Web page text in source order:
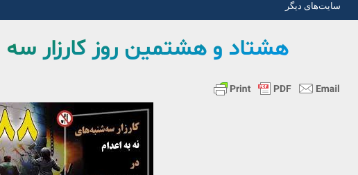
سایت‌های دیگر
هشتاد و هشتمین روز کارزار